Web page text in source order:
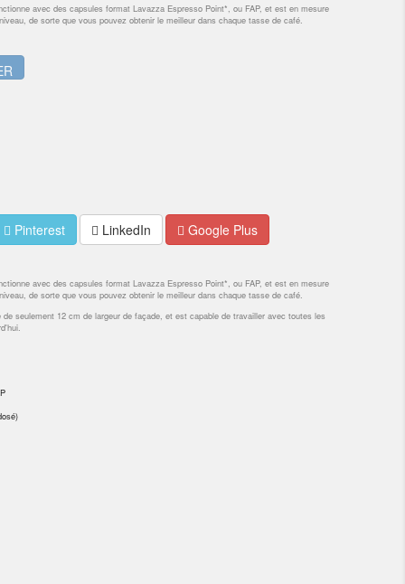
avec des capsules format Lavazza Espresso Point*, ou FAP, et est en mesure
de sorte que vous pouvez obtenir le meilleur dans chaque tasse de café.
Pinterest LinkedIn Google Plus
avec des capsules format Lavazza Espresso Point*, ou FAP, et est en mesure
de sorte que vous pouvez obtenir le meilleur dans chaque tasse de café.
seulement 12 cm de largeur de façade, et est capable de travailler avec toutes les